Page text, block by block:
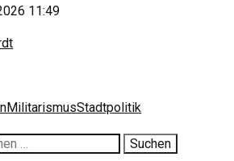
11:49
MilitarismusStadtpolitik